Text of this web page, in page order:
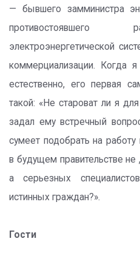
— бывшего замминистра
противостоявшего
электроэнергетической
коммерциализации. Когда
естественно, его первая
такой: «Не староват ли я
задал ему встречный
сумеет подобрать на
в будущем правительстве не
а серьезных
истинных граждан?».
Гости